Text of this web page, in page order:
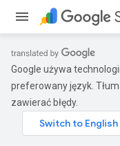
Google używa
preferowany język.
zawierać błędy.